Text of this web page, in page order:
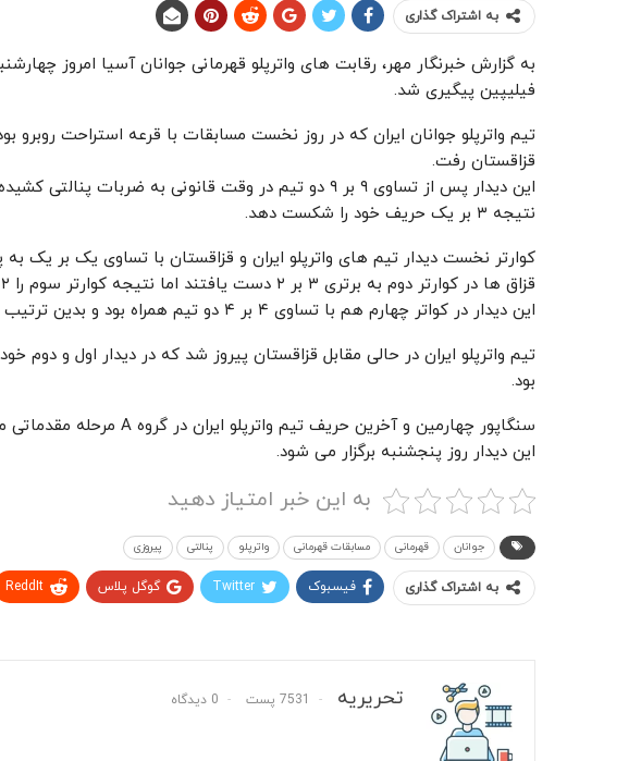
به اشتراک گذاری
به گزارش خبرنگار مهر، رقابت های واترپلو قهرمانی جوانان آسیا امروز
فیلیپین پیگیری شد.
تیم واترپلو جوانان ایران که در روز نخست مسابقات با قرعه استراحت روبرو
قزاقستان رفت.
این دیدار پس از تساوی ۹ بر ۹ دو تیم در وقت قانونی به
نتیجه ۳ بر یک حریف خود را شکست دهد.
کوارتر نخست دیدار تیم های واترپلو ایران و قزاقستان با تساوی یک بر یک به
قزاق ها در کوارتر دوم به برتری ۳ بر ۲ دست یافتند اما نتیجه کوارتر سوم را ۲ به یک به ایران واگذار کردند.
این دیدار در کواتر چهارم هم با تساوی ۴ بر ۴ دو تیم همراه بود و بدین ترتیب کار به ضربات پنالتی کشیده شد.
تیم واترپلو ایران در حالی مقابل قزاقستان پیروز شد که در دیدار اول و دوم
بود.
سنگاپور چهارمین و آخرین حریف تیم واترپلو ایران در گروه A مرحله مقدماتی مسابقات قهرمانی آسیا است.
این دیدار روز پنجشنبه برگزار می شود.
به این خبر امتیاز دهید
جوانان قهرمانی مسابقات قهرمانی واترپلو پنالتی پیروزی
به اشتراک گذاری فیسبوک Twitter گوگل پلاس ReddIt
تحریریه 7531 پست 0 دیدگاه